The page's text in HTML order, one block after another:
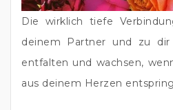
Die wirklich tiefe
deinem Partner und zu
entfalten und wachsen,
aus deinem Herzen